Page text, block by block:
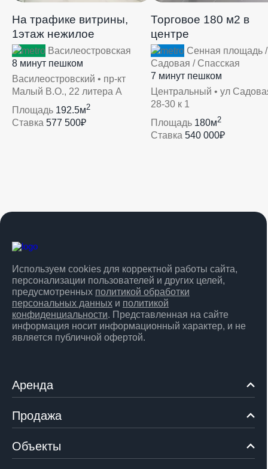
На трафике витрины,
1этаж нежилое
Василеостровская
8 минут пешком
Василеостровский • пр-кт
Малый В.О., 22 литера А
Площадь 192.5м2
Ставка 577 500₽
Торговое 180 м2 в
центре
Сенная площадь /
Садовая / Спасская
7 минут пешком
Центральный • ул
28-30 к 1
Площадь 180м2
Ставка 540 000₽
Используем cookies для корректной работы сайта,
персонализации пользователей и других целей,
предусмотренных политикой обработки
персональных данных и политикой
конфиденциальности. Представленная на сайте
информация носит информационный характер, и не
является публичной офертой.
Аренда
Продажа
Объекты